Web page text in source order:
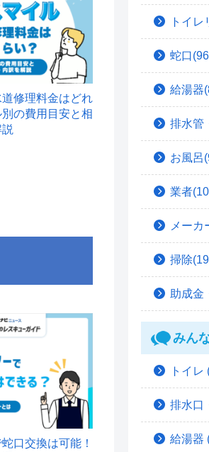
修理料金はどれ
の費用目安と相
口交換は可能！
トイ
蛇口
給湯器
排水管
お風呂
業者
メーカ
掃除
助成金
みん
トイレ
排水口
給湯器